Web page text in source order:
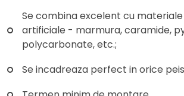
Se combina excelent cu
artificiale - marmura, caramide,
polycarbonate, etc.;
Se incadreaza perfect in orice